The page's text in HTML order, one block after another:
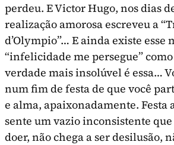
perdeu. E Victor Hugo, nos dias
realização amorosa escre­veu a
d’Olympio”… E ainda existe esse
“infelicidade me persegue”
verdade mais insolúvel é essa…
num fim de festa de que você
e alma, apaixonadamente. Festa
sente um vazio inconsistente que
doer, não chega a ser desilusão,